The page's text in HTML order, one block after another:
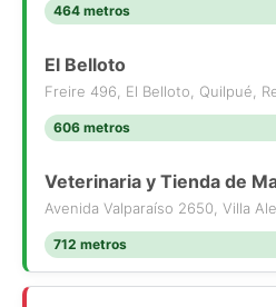
464 metros
El Belloto
Freire 496, El Belloto, Quilpué,
606 metros
Veterinaria y Tienda de
Avenida Valparaíso 2650, Villa
712 metros